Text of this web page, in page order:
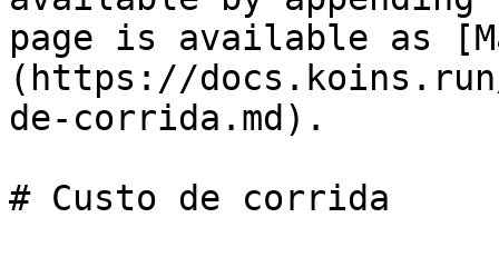
page is available as
(https://
de-corrida.md).
# Custo de corrida